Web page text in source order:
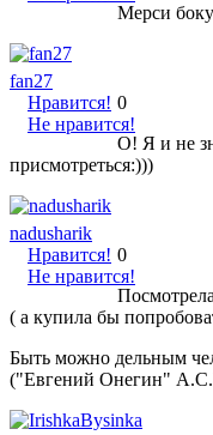
Мерси
fan27
Нравится!
Не нравится!
0
О! Я и не
присмотреться:)))
nadusharik
Нравится!
Не нравится!
0
( а купила бы
Быть можно дельным
("Евгений Онегин"